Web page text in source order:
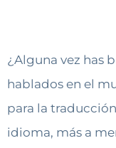
¿Alguna vez has
hablados en el
para la
idioma, más a